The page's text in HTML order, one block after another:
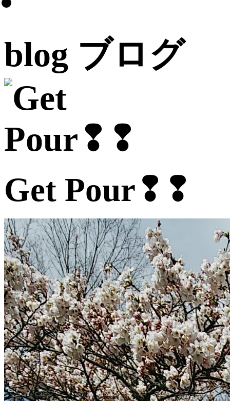
blog ブログ
Get Pour❢❢